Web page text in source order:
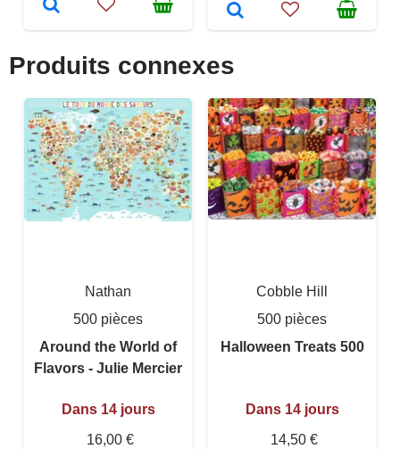
Produits connexes
Nathan
500 pièces
Around the World of
Flavors - Julie Mercier
Dans 14 jours
16,00 €
Cobble Hill
500 pièces
Halloween Treats 500
Dans 14 jours
14,50 €